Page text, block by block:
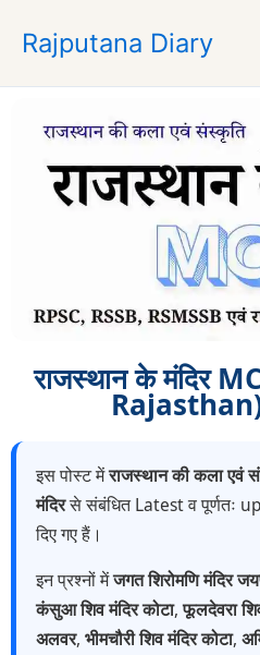
p
Rajputana Diary
राजस्थान के मंदिर
इस पोस्ट मेंराजस्थान की कला एवं
मंदिरसे संबंधित Latest व पूर्णतः
दिए गए हैं।
इन प्रश्नों मेंजगत शिरोमणि मंदिर
कंसुआ शिव मंदिर कोटा,फूलदेवरा
अलवर, भीमचौरी शिव मंदिर कोटा,